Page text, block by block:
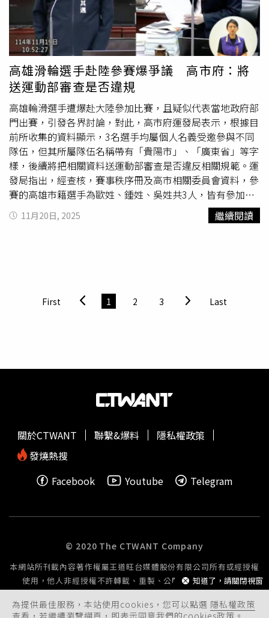
高雄滑輪選手赴陸參賽爆爭議 高市府：將
送運動部審查是否違規
高雄輪滑選手遭爆赴大陸參加比賽，且疑似代表當地政府部
門出賽，引發各界討論，對此，高市府運發局表示，根據目
前所收集的資料顯示，3名選手均屬個人名義受邀參與不同
隊伍，但其所屬隊伍名稱帶有「貴陽市」、「廣東省」等字
樣，後續將把相關資料送運動部審查是否違反相關規範。運
發局指出，經查核，賽事秩序冊及高市相關委員會資料，參
賽的高雄市籍選手為歐姓、鍾姓、吳姓共3人，皆有參加
「2025全國輪滑錦標賽」。而他們到大陸參加的爭議賽事
有2項，一為「第15屆全國運動會」、另個為「2025全國輪
可通過參加單位參賽，港澳台地區運動員請通過當地輪滑運
動主管部門統一組隊，並須繳交有效證件的副本，如身分
「全國性」活動之規定，雖選手並非組隊前往，但參加的賽
料將送運動部審查。運發局強調，因涉及運動部國光獎金發
放，後續將相關資料送運動部審查是否違反「國光體育獎章
獎資格，並追繳已頒發的獎章及證書，運發局則將依據運動
部裁處結果依法實施後續處置。
11月20日, 2025 繼續閱讀
First 1 2 3 Last
為提供最佳服務，本站使用cookies，您可以點選 隱私權政策
查看，若繼續瀏覽網頁，即表示同意我們的cookies政策。
知道了，請關閉視窗
關於CTWANT 聯繫&爆料
隱私權政策
發燒熱搜
Facebook
Youtube Telegram
© 2020 The CTWANT Company
本網站所刊載內容著作權屬王道旺台媒體股份有限公司所有或經授權
使用，他人非經授權不許轉載、重製、公開播送或公開傳輸。